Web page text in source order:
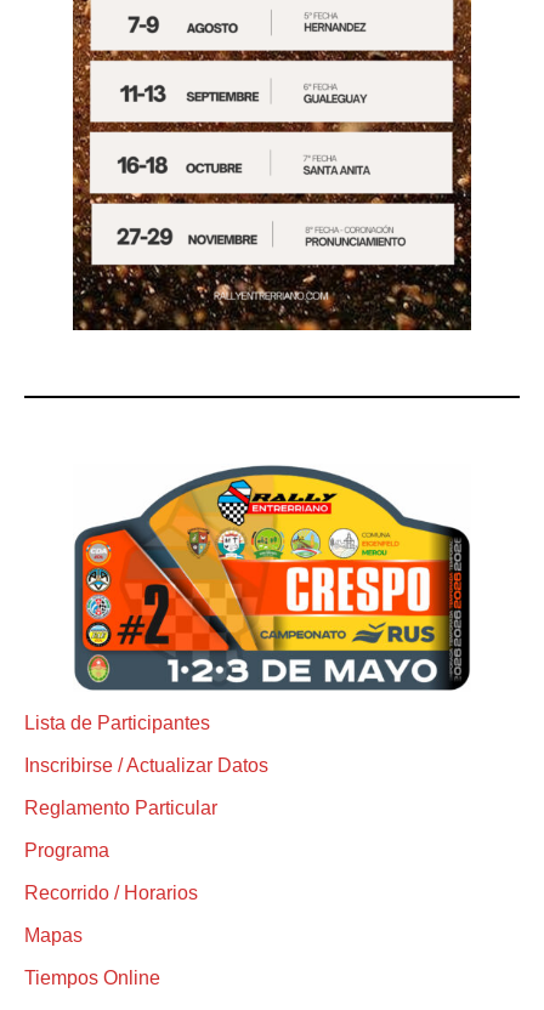
Lista de Participantes
Inscribirse / Actualizar Datos
Reglamento Particular
Programa
Recorrido / Horarios
Mapas
Tiempos Online